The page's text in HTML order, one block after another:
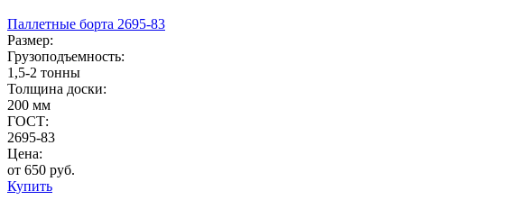
Паллетные борта 2695-83
Размер:
Грузоподъемность:
1,5-2 тонны
Толщина доски:
200 мм
ГОСТ:
2695-83
Цена:
от 650 руб.
Купить